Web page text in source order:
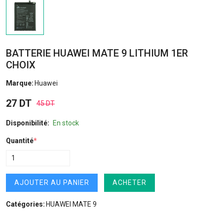
BATTERIE HUAWEI MATE 9 LITHIUM 1ER
CHOIX
Marque: Huawei
27 DT 45 DT
Disponibilité: En stock
Quantité*
AJOUTER AU PANIER ACHETER
Catégories: HUAWEI MATE 9